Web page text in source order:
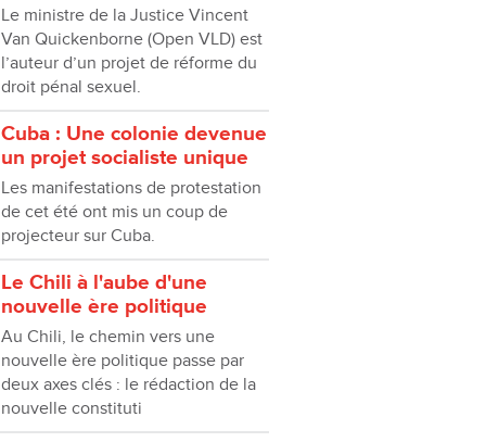
Le ministre de la Justice Vincent
Van Quickenborne (Open VLD) est
l’auteur d’un projet de réforme du
droit pénal sexuel.
Cuba : Une colonie devenue
un projet socialiste unique
Les manifestations de protestation
de cet été ont mis un coup de
projecteur sur Cuba.
Le Chili à l'aube d'une
nouvelle ère politique
Au Chili, le chemin vers une
nouvelle ère politique passe par
deux axes clés : le rédaction de la
nouvelle constituti